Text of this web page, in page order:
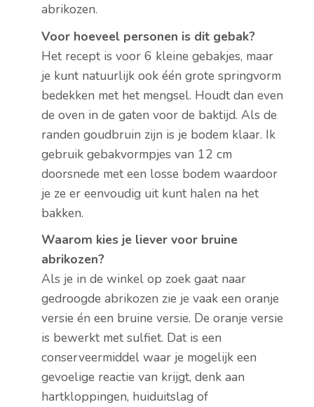
abrikozen.
Voor hoeveel personen is dit gebak?
Het recept is voor 6 kleine gebakjes, maar
je kunt natuurlijk ook één grote springvorm
bedekken met het mengsel. Houdt dan even
de oven in de gaten voor de baktijd. Als de
randen goudbruin zijn is je bodem klaar. Ik
gebruik gebakvormpjes van 12 cm
doorsnede met een losse bodem waardoor
je ze er eenvoudig uit kunt halen na het
bakken.
Waarom kies je liever voor bruine
abrikozen?
Als je in de winkel op zoek gaat naar
gedroogde abrikozen zie je vaak een oranje
versie én een bruine versie. De oranje versie
is bewerkt met sulfiet. Dat is een
conserveermiddel waar je mogelijk een
gevoelige reactie van krijgt, denk aan
hartkloppingen, huiduitslag of